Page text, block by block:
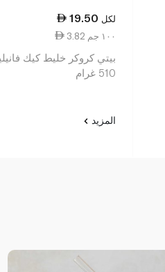
19.50 لكل
3.82 ١٠٠ جم
بيتي كروكر خليط كيك
510 غرام
المزيد